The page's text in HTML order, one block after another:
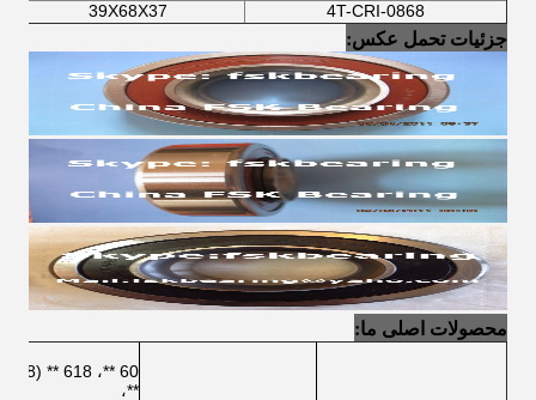
4T-CRI-0868
39X68X37
جزئیات تحمل عکس:
محصولات اصلی ما:
**،